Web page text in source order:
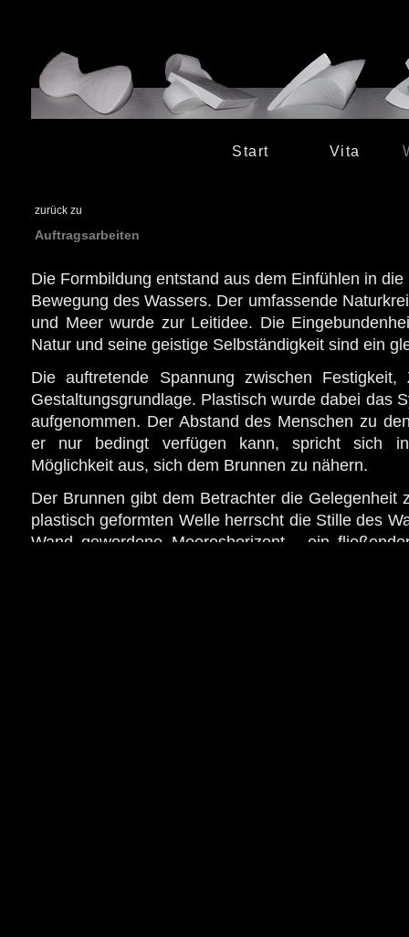
Start Vita
zurück zu
Auftragsarbeiten
Die Formbildung entstand aus dem Einfühlen in
Bewegung des Wassers. Der umfassende
und Meer wurde zur Leitidee. Die
Natur und seine geistige Selbständigkeit sind ein
Die auftretende Spannung zwischen
Gestaltungsgrundlage. Plastisch wurde dabei das
aufgenommen. Der Abstand des Menschen zu
er nur bedingt verfügen kann, spricht sich in
Möglichkeit aus, sich dem Brunnen zu nähern.
Der Brunnen gibt dem Betrachter die Gelegenheit
plastisch geformten Welle herrscht die Stille des
Wand gewordene Meereshorizont - ein